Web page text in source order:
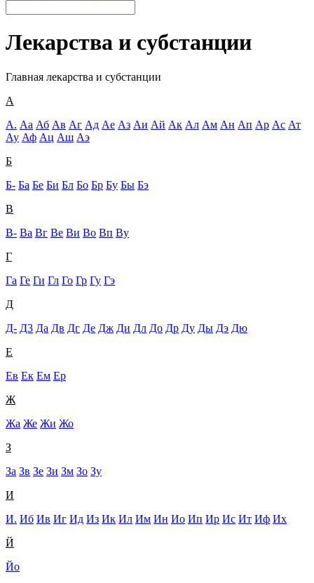
Лекарства и субстанции
Главная лекарства и субстанции
А
А. Аа Аб Ав Аг Ад Ае Аз Аи Ай Ак Ал Ам Ан Ап Ар Ас Ат
Ау Аф Ац Аш Аэ
Б
Б- Ба Бе Би Бл Бо Бр Бу Бы Бэ
В
В- Ва Вг Ве Ви Во Вп Ву
Г
Га Ге Ги Гл Го Гр Гу Гэ
Д
Д- Д3 Да Дв Дг Де Дж Ди Дл До Др Ду Ды Дэ Дю
Е
Ев Ек Ем Ер
Ж
Жа Же Жи Жо
З
За Зв Зе Зи Зм Зо Зу
И
И. Иб Ив Иг Ид Из Ик Ил Им Ин Ио Ип Ир Ис Ит Иф Их
Й
Йо